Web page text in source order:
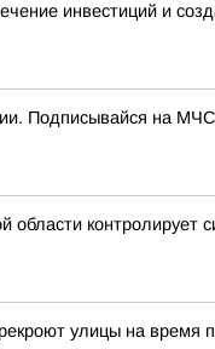
инвестиций и
Подписывайся на МЧС
области контролирует
улицы на время